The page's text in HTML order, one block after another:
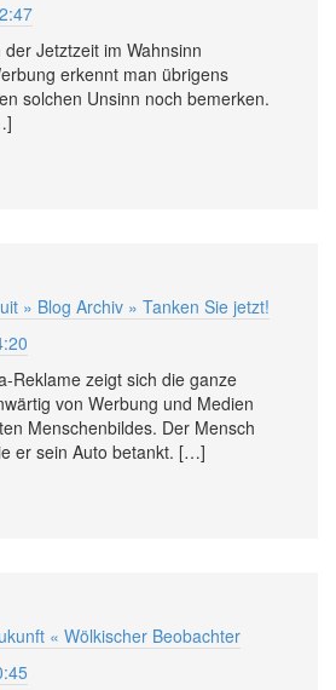
Jetztzeit im Wahnsinn
erkennt man übrigens
solchen Unsinn noch bemerken.
» Blog Archiv » Tanken Sie jetzt!
Reklame zeigt sich die ganze
von Werbung und Medien
Menschenbildes. Der Mensch
er sein Auto betankt. […]
« Wölkischer Beobachter